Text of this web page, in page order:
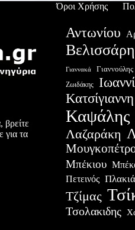
Όροι Χρήσης
βρείτε
για τα
Αντωνίου
Γιαννακά Γιαννούλης
Ζωιδάκης
Κατσίγιαννη
Καψάλης
Λαζαράκη
Μπέκιου
Πετεινός
Τζίμας
Τσολακιδης